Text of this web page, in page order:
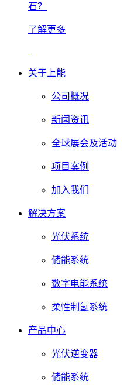
石？
了解更多
关于上能
公司概况
新闻资讯
全球展会及活动
项目案例
加入我们
解决方案
光伏系统
储能系统
数字电能系统
柔性制氢系统
产品中心
光伏逆变器
储能系统